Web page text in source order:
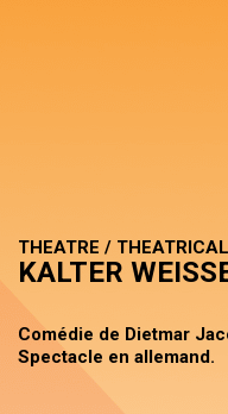
THEATRE /
KALTER
Comédie de Dietmar
Spectacle en allemand.